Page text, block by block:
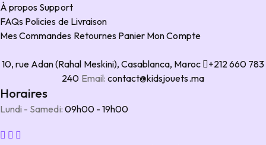
À propos Support
FAQs Policies de Livraison
Mes Commandes Retournes Panier Mon Compte
10, rue Adan (Rahal Meskini), Casablanca, Maroc
+212 660 783
240 Email: contact@kidsjouets.ma
Horaires
Lundi - Samedi: 09h00 - 19h00